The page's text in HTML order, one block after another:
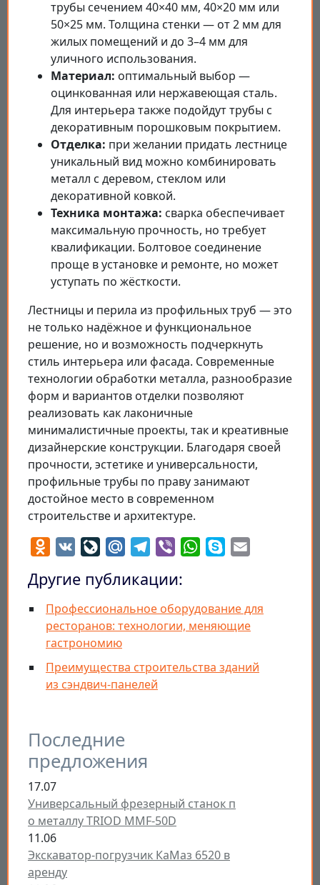
Последние
предложения
17.07
Универсальный фрезерный станок п
о металлу TRIOD MMF-50D
11.06
Экскаватор-погрузчик КаМаз 6520 в
аренду
трубы сечением 40×40 мм, 40×20 мм или
50×25 мм. Толщина стенки — от 2 мм для
жилых помещений и до 3–4 мм для
уличного использования.
Материал: оптимальный выбор —
оцинкованная или нержавеющая сталь.
Для интерьера также подойдут трубы с
декоративным порошковым покрытием.
Отделка: при желании придать лестнице
уникальный вид можно комбинировать
металл с деревом, стеклом или
декоративной ковкой.
Техника монтажа: сварка обеспечивает
максимальную прочность, но требует
квалификации. Болтовое соединение
проще в установке и ремонте, но может
уступать по жёсткости.
Лестницы и перила из профильных труб — это
не только надёжное и функциональное
решение, но и возможность подчеркнуть
стиль интерьера или фасада. Современные
технологии обработки металла, разнообразие
форм и вариантов отделки позволяют
реализовать как лаконичные
минималистичные проекты, так и креативные
дизайнерские конструкции. Благодаря своей̆
прочности, эстетике и универсальности,
профильные трубы по праву занимают
достойное место в современном
строительстве и архитектуре.
Odnoklassniki
VK LiveJournal
Mail.RuTelegram
Viber WhatsApp
Skype
Другие публикации:
Профессиональное оборудование для
ресторанов: технологии, меняющие
гастрономию
Преимущества строительства зданий
из сэндвич-панелей